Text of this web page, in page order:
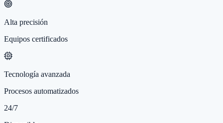
Alta precisión
Equipos certificados
Tecnología avanzada
Procesos automatizados
24/7